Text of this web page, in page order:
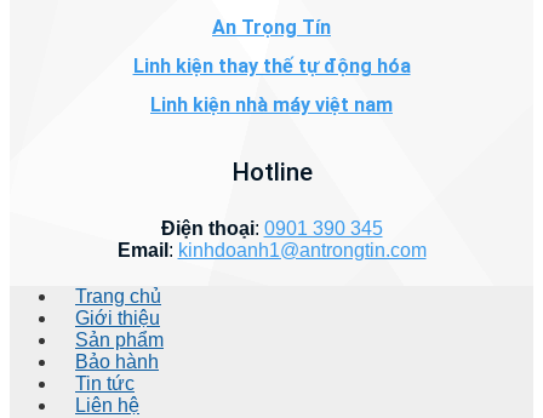
An Trọng Tín
Linh kiện thay thế tự động hóa
Linh kiện nhà máy việt nam
Hotline
Điện thoại: 0901 390 345
Email : kinhdoanh1@antrongtin.com
Trang chủ
Giới thiệu
Sản phẩm
Bảo hành
Tin tức
Liên hệ